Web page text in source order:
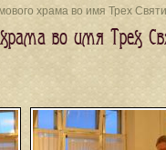
храма во имя Трех
во имя Трех